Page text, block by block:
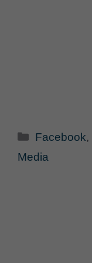
Categorie
Facebook,
Media